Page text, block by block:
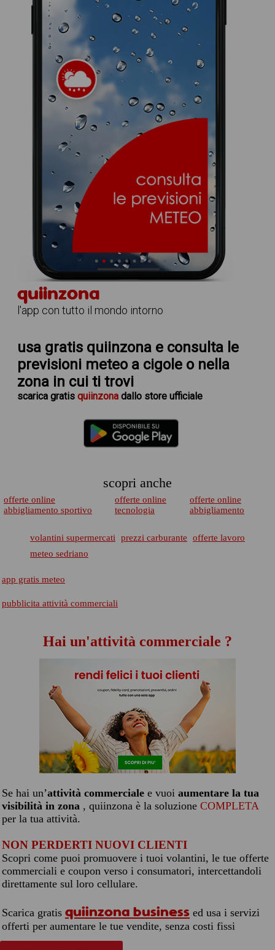
quiinzona
l'app con tutto il mondo intorno
usa gratis quiinzona e consulta le
previsioni meteo a cigoleo nella
zona in cui ti trovi
scarica gratis quiinzonadallo store ufficiale
scopri anche
offerte online
abbigliamento sportivo
offerte online
tecnologia
offerte online
abbigliamento
volantini supermercati prezzi carburante
offerte lavoro
meteo sedriano
app gratis meteo
pubblicita attività commerciali
Hai un'attività commerciale ?
Se hai un’attività commerciale e vuoi aumentare la tua
visibilità in zona , quiinzona è la soluzione COMPLETA
per la tua attività.
NON PERDERTI NUOVI CLIENTI
Scopri come puoi promuovere i tuoi volantini, le tue offerte
commerciali e coupon verso i consumatori, intercettandoli
direttamente sul loro cellulare.
Scarica gratis quiinzona business ed usa i servizi
offerti per aumentare le tue vendite, senza costi fissi